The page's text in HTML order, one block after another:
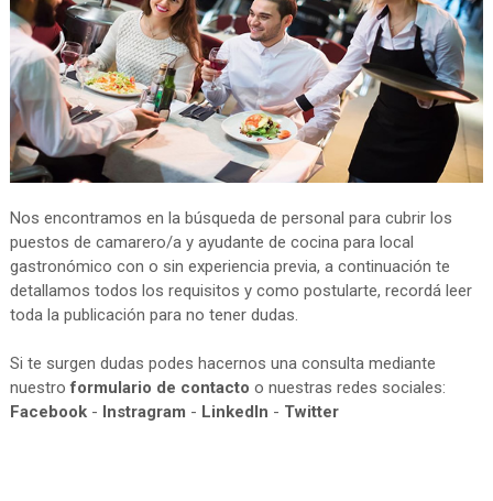
Nos encontramos en la búsqueda de personal para cubrir los
puestos de camarero/a y ayudante de cocina para local
gastronómico con o sin experiencia previa, a continuación te
detallamos todos los requisitos y como postularte, recordá leer
toda la publicación para no tener dudas.
Si te surgen dudas podes hacernos una consulta mediante
nuestroformulario de contacto o nuestras redes sociales:
Facebook- Instragram - LinkedIn - Twitter